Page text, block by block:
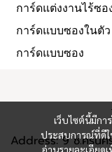
การ์ดแต่งงานไร้ซอ
การ์ดแบบซองในตัว
การ์ดแบบซอง
เว็บไซต์นี้มีกา
ประสบการณ์ที่ดีใ
อ่านรายละเอียด
Address: 9 ซ.ศรีน